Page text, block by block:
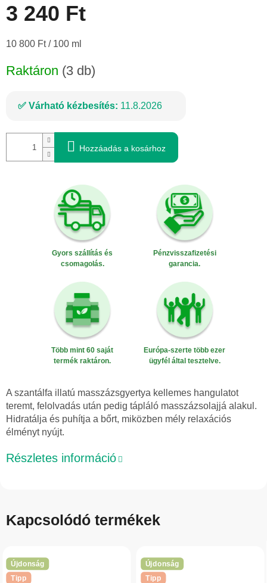
3 240 Ft
Egységár:
10 800 Ft / 100 ml
Raktáron (3 db)
Várható kézbesítés: 11.8.2026
Hozzáadás a kosárhoz
Gyors szállítás és
csomagolás.
Pénzvisszafizetési
garancia.
Több mint 60 saját
termék raktáron.
Európa-szerte több ezer
ügyfél által tesztelve.
A szantálfa illatú masszázsgyertya kellemes hangulatot
teremt, felolvadás után pedig tápláló masszázsolajjá alakul.
Hidratálja és puhítja a bőrt, miközben mély relaxációs
élményt nyújt.
Részletes információ
Kapcsolódó termékek
Újdonság
Tipp
Újdonság
Tipp